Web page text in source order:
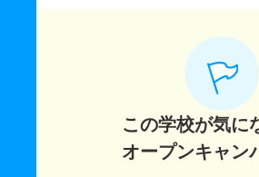
この学校が気に
オープンキャン